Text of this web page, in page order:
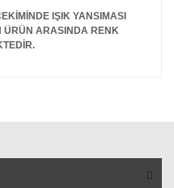
IŞIK YANSIMASI
ÜRÜN ARASINDA RENK